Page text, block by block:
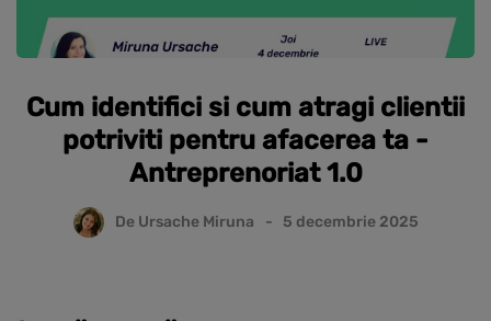
Cum identifici si cum atragi clientii
potriviti pentru afacerea ta -
Antreprenoriat 1.0
De Ursache Miruna 5 decembrie 2025